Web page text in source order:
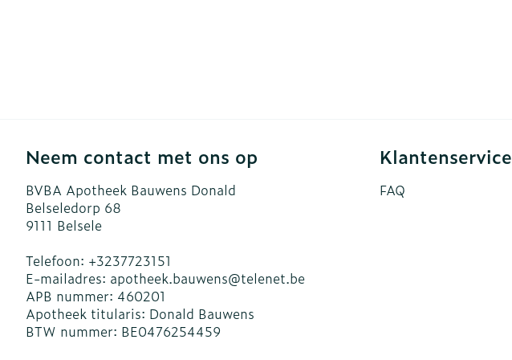
Neem contact met ons op
BVBA Apotheek Bauwens Donald
Belseledorp 68
9111 Belsele
Telefoon: +3237723151
E-mailadres: apotheek.bauwens@telenet.be
APB nummer: 460201
Apotheek titularis: Donald Bauwens
BTW nummer: BE0476254459
Klantenservice
FAQ